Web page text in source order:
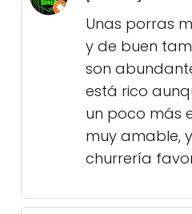
Unas porras
y de buen
son
está rico
un poco más
muy amable,
churrería